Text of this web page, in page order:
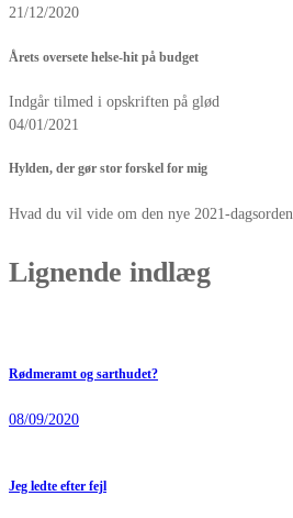
21/12/2020
Årets oversete helse-hit på budget
Indgår tilmed i opskriften på glød
04/01/2021
Hylden, der gør stor forskel for mig
Hvad du vil vide om den nye 2021-dagsorden
Lignende indlæg
Rødmeramt og sarthudet?
08/09/2020
Jeg ledte efter fejl